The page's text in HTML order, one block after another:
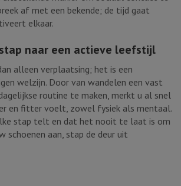
af met een bekende; de tijd gaat
elkaar.
naar een actieve leefstijl
alleen verplaatsing; het is een
welzijn. Door van wandelen een vast
routine te maken, merkt u al snel
en fitter voelt, zowel fysiek als mentaal.
stap telt en dat het nooit te laat is om
schoenen aan, stap de deur uit